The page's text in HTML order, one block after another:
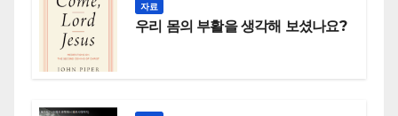
자료
우리 몸의 부활을 생각해 보셨나요?